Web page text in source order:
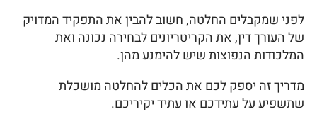
לפני שמקבלים החלטה, חשוב להבין את התפקיד המדויק
של העורך דין, את הקריטריונים לבחירה נכונה ואת
המלכודות הנפוצות שיש להימנע מהן.
מדריך זה יספק לכם את הכלים להחלטה מושכלת
שתשפיע על עתידכם או עתיד יקיריכם.